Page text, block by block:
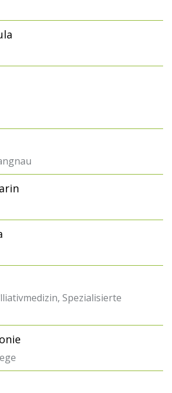
Spezialisierte